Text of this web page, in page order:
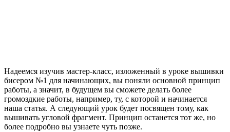
Надеемся изучив мастер-класс, изложенный в уроке вышивки
бисером №1 для начинающих, вы поняли основной принцип
работы, а значит, в будущем вы сможете делать более
громоздкие работы, например, ту, с которой и начинается
наша статья. А следующий урок будет посвящен тому, как
вышивать угловой фрагмент. Принцип останется тот же, но
более подробно вы узнаете чуть позже.